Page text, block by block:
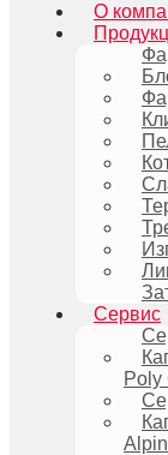
О
Сервис
Poly